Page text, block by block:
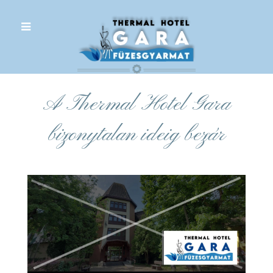
A Thermal Hotel Gara
bizonytalan ideig bezár